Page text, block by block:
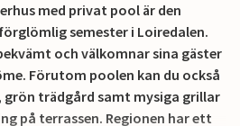
med privat pool är den
semester i Loiredalen.
och välkomnar sina gäster
Förutom poolen kan du också
grön trädgård samt mysiga grillar
på terrassen. Regionen har ett